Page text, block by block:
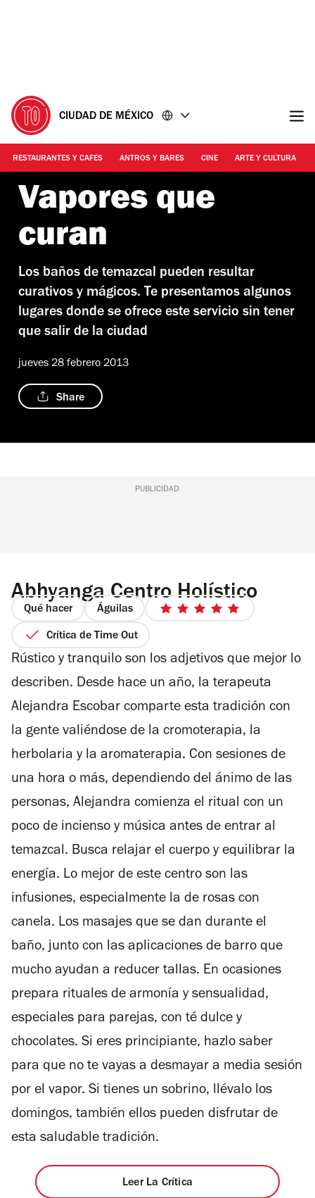
CIUDAD DE MÉXICO
RESTAURANTES Y CAFES ANTROS Y BARES CINE ARTE Y CULTURA
Vapores que
curan
Los baños de temazcal pueden resultar
curativos y mágicos. Te presentamos algunos
lugares donde se ofrece este servicio sin tener
que salir de la ciudad
jueves 28 febrero 2013
Share
PUBLICIDAD
Abhyanga Centro Holístico
Qué hacer Águilas
5
estrellas
Crítica de Time Out
Rústico y tranquilo son los adjetivos que mejor lo
describen. Desde hace un año, la terapeuta
Alejandra Escobar comparte esta tradición con
la gente valiéndose de la cromoterapia, la
herbolaria y la aromaterapia. Con sesiones de
una hora o más, dependiendo del ánimo de las
personas, Alejandra comienza el ritual con un
poco de incienso y música antes de entrar al
temazcal. Busca relajar el cuerpo y equilibrar la
energía. Lo mejor de este centro son las
infusiones, especialmente la de rosas con
canela. Los masajes que se dan durante el
baño, junto con las aplicaciones de barro que
mucho ayudan a reducer tallas. En ocasiones
prepara rituales de armonía y sensualidad,
especiales para parejas, con té dulce y
chocolates. Si eres principiante, hazlo saber
para que no te vayas a desmayar a media sesión
por el vapor. Si tienes un sobrino, llévalo los
domingos, también ellos pueden disfrutar de
esta saludable tradición.
Leer La Crítica